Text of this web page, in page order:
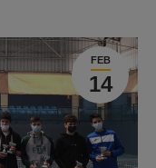
FEB
14